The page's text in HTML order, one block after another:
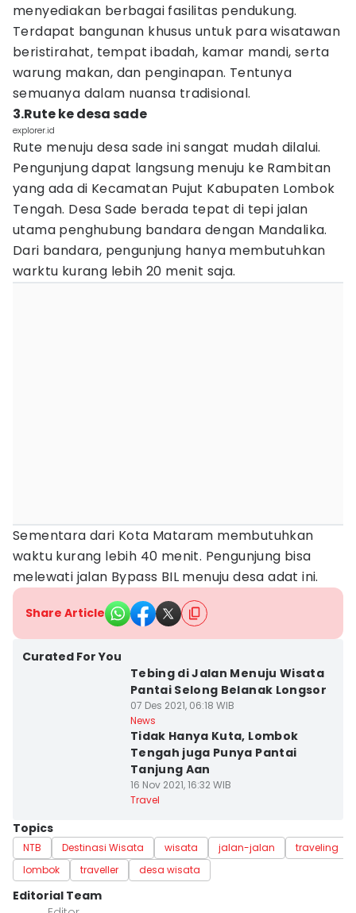
menyediakan berbagai fasilitas pendukung.
Terdapat bangunan khusus untuk para wisatawan
beristirahat, tempat ibadah, kamar mandi, serta
warung makan, dan penginapan. Tentunya
semuanya dalam nuansa tradisional.
3.Rute ke desa sade
explorer.id
Rute menuju desa sade ini sangat mudah dilalui.
Pengunjung dapat langsung menuju ke Rambitan
yang ada di Kecamatan Pujut Kabupaten Lombok
Tengah. Desa Sade berada tepat di tepi jalan
utama penghubung bandara dengan Mandalika.
Dari bandara, pengunjung hanya membutuhkan
warktu kurang lebih 20 menit saja.
Sementara dari Kota Mataram membutuhkan
waktu kurang lebih 40 menit. Pengunjung bisa
melewati jalan Bypass BIL menuju desa adat ini.
Share Article
Curated For You
Tebing di Jalan Menuju Wisata
Pantai Selong Belanak Longsor
07 Des 2021, 06:18 WIB
News
Tidak Hanya Kuta, Lombok
Tengah juga Punya Pantai
Tanjung Aan
16 Nov 2021, 16:32 WIB
Travel
Topics
NTB Destinasi Wisata wisata jalan-jalan
traveling
lombok
traveller desa wisata
Editorial Team